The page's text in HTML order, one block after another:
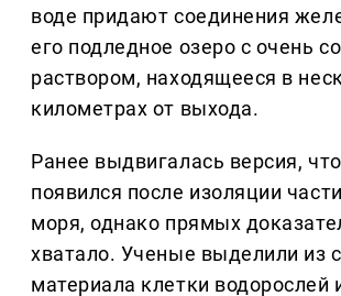
воде придают соединения
его подледное озеро с очень
раствором, находящееся в
километрах от выхода.
Ранее выдвигалась версия,
появился после изоляции
моря, однако прямых
хватало. Ученые выделили из
материала клетки водорослей